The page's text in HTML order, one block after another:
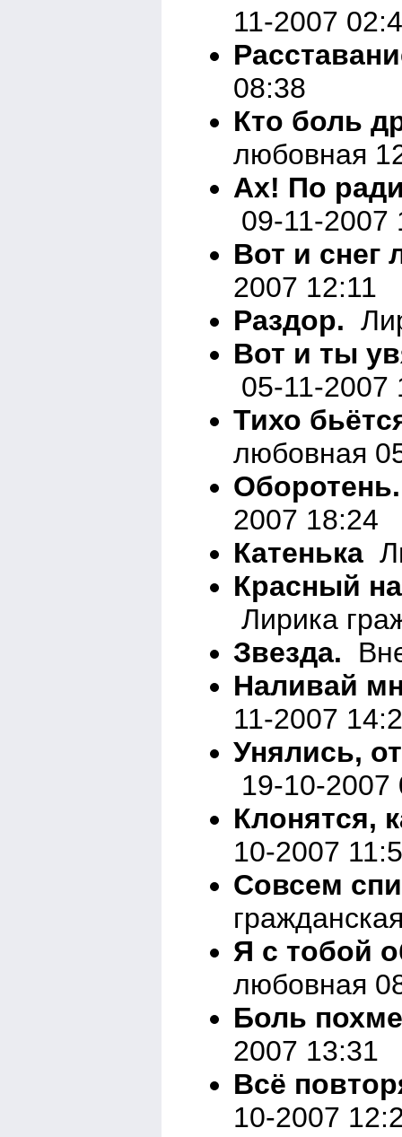
11-2007
08:38
Кто боль
любовная
Ах! По
09-11-2007
Вот и снег
2007 12:11
Раздор.
Вот и ты
05-11-2007
Тихо
любовная
Оборотень.
2007 18:24
Катенька
Красный
Лирика
Звезда.
Наливай
11-2007
Унялись,
19-10-2007
Клонятся,
10-2007
Совсем
Я с тобой
любовная
Боль
2007 13:31
Всё
10-2007